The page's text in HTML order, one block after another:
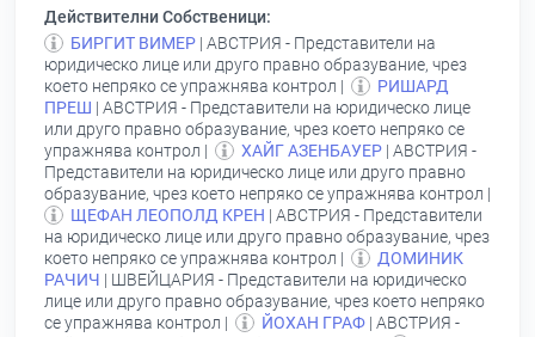
Действителни Собственици:
БИРГИТ ВИМЕР | АВСТРИЯ - Представители на
юридическо лице или друго правно образувание, чрез
което непряко се упражнява контрол |
РИШАРД
ПРЕШ | АВСТРИЯ - Представители на юридическо лице
или друго правно образувание, чрез което непряко се
упражнява контрол |
ХАЙГ АЗЕНБАУЕР | АВСТРИЯ -
Представители на юридическо лице или друго правно
образувание, чрез което непряко се упражнява контрол |
ЩЕФАН ЛЕОПОЛД КРЕН | АВСТРИЯ - Представители
на юридическо лице или друго правно образувание, чрез
което непряко се упражнява контрол |
ДОМИНИК
РАЧИЧ | ШВЕЙЦАРИЯ - Представители на юридическо
лице или друго правно образувание, чрез което непряко
се упражнява контрол |
ЙОХАН ГРАФ | АВСТРИЯ -